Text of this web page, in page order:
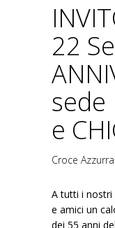
22
sede
e
Croce Azzurra
A tutti i nostri
e amici un
dei 55 anni